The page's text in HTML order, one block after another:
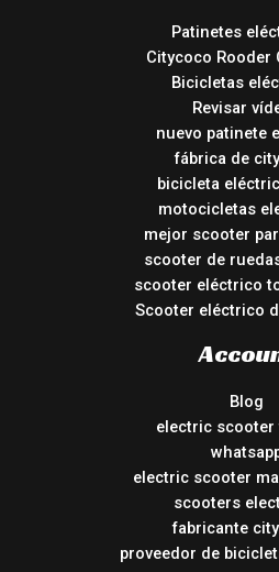
Patinetes
Citycoco Rooder
Bicicletas
Revisar
nuevo patinete
fábrica de
bicicleta
motocicletas
mejor scooter
scooter de
scooter eléctrico
Scooter eléctrico
Blog
electric scooter
electric scooter
scooters
fabricante
proveedor de